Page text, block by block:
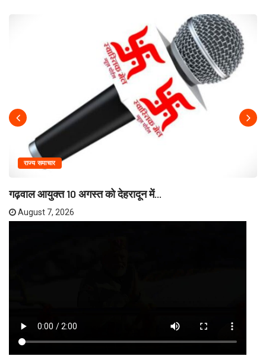
राज्य समाचार
गढ़वाल आयुक्त 10 अगस्त को देहरादून में...
August 7, 2026